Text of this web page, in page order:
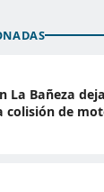
La Bañeza
colisión de